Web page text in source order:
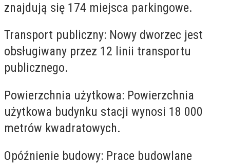
znajdują się 174 miejsca parkingowe.
Transport publiczny: Nowy dworzec jest
obsługiwany przez 12 linii transportu
publicznego.
Powierzchnia użytkowa: Powierzchnia
użytkowa budynku stacji wynosi 18 000
metrów kwadratowych.
Opóźnienie budowy: Prace budowlane